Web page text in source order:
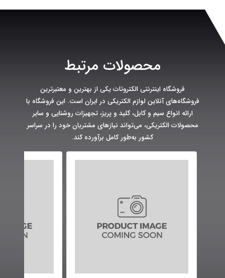
محصولات مرتبط
فروشگاه اینترنتی الکتروتات یکی از بهترین و معتبرترین
فروشگاه‌های آنلاین لوازم الکتریکی در ایران است. این فروشگاه با
ارائه انواع سیم و کابل، کلید و پریز، تجهیزات روشنایی و سایر
محصولات الکتریکی، می‌تواند نیازهای مشتریان خود را در سراسر
کشور به‌طور کامل برآورده کند.